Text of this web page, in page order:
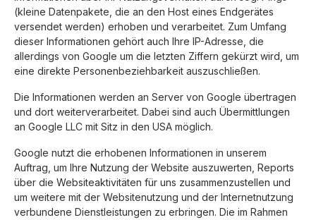
(kleine Datenpakete, die an den Host eines Endgerätes
versendet werden) erhoben und verarbeitet. Zum Umfang
dieser Informationen gehört auch Ihre IP-Adresse, die
allerdings von Google um die letzten Ziffern gekürzt wird, um
eine direkte Personenbeziehbarkeit auszuschließen.
Die Informationen werden an Server von Google übertragen
und dort weiterverarbeitet. Dabei sind auch Übermittlungen
an Google LLC mit Sitz in den USA möglich.
Google nutzt die erhobenen Informationen in unserem
Auftrag, um Ihre Nutzung der Website auszuwerten, Reports
über die Websiteaktivitäten für uns zusammenzustellen und
um weitere mit der Websitenutzung und der Internetnutzung
verbundene Dienstleistungen zu erbringen. Die im Rahmen